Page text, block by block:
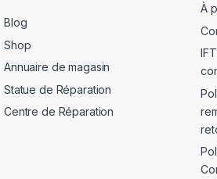
Blog
Shop
Annuaire de magasin
Statue de Réparation
Centre de Réparation
À